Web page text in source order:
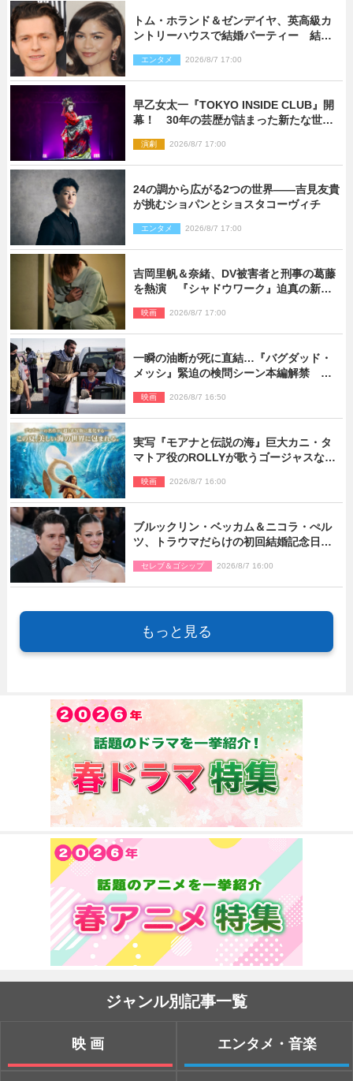
トム・ホランド＆ゼンデイヤ、英高級カ
ントリーハウスで結婚パーティー 結婚
エンタメ 2026/8/7 17:00
早乙女太一『TOKYO INSIDE CLUB』開
幕！ 30年の芸歴が詰まった新たな世界
演劇 2026/8/7 17:00
24の調から広がる2つの世界――吉見友貴
が挑むショパンとショスタコーヴィチ
エンタメ 2026/8/7 17:00
吉岡里帆＆奈緒、DV被害者と刑事の葛藤
を熱演 『シャドウワーク』迫真の新場
映画 2026/8/7 17:00
一瞬の油断が死に直結…『バグダッド・
メッシ』緊迫の検問シーン本編解禁 監
映画 2026/8/7 16:50
実写『モアナと伝説の海』巨大カニ・タ
マトア役のROLLYが歌うゴージャスな劇
映画 2026/8/7 16:00
ブルックリン・ベッカム＆ニコラ・ぺル
ツ、トラウマだらけの初回結婚記念日は
セレブ＆ゴシップ 2026/8/7 16:00
もっと見る
ジャンル別記事一覧
映画 エンタメ・音楽